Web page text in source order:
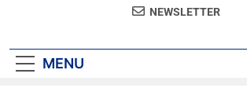
NEWSLETTER
MENU